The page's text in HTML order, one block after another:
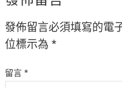
發佈留言必須填寫的電
位標示為 *
留言 *